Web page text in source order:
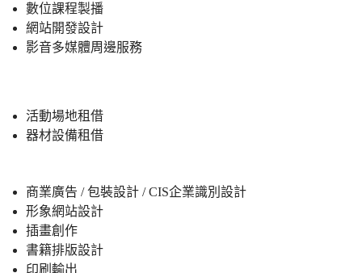
數位課程製播
網站開發設計
影音多媒體周邊服務
活動場地租借
器材設備租借
商業廣告 / 包裝設計 / CIS企業識別設計
形象網站設計
插畫創作
書籍排版設計
印刷輸出